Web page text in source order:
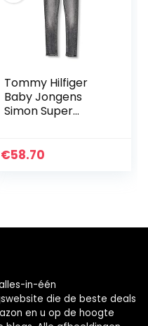
Tommy Hilfiger
Baby Jongens
Simon Super
€58.70
in-één
die de beste deals
en u op de hoogte